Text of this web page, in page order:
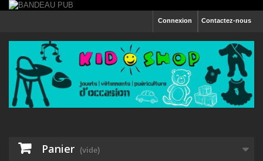
Contactez-nous
Connexion
Panier (vide)